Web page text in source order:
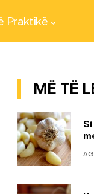
Praktikë
MË TË